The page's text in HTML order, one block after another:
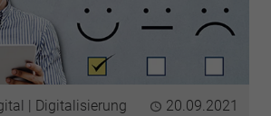
Digitalisierung
Publiziert
20.09.2021